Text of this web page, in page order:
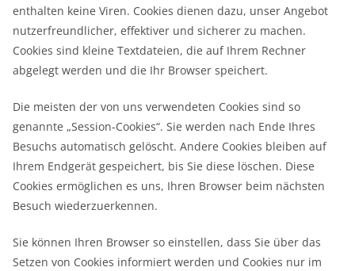
enthalten keine Viren. Cookies dienen dazu, unser Angebot
nutzerfreundlicher, effektiver und sicherer zu machen.
Cookies sind kleine Textdateien, die auf Ihrem Rechner
abgelegt werden und die Ihr Browser speichert.
Die meisten der von uns verwendeten Cookies sind so
genannte „Session-Cookies“. Sie werden nach Ende Ihres
Besuchs automatisch gelöscht. Andere Cookies bleiben auf
Ihrem Endgerät gespeichert, bis Sie diese löschen. Diese
Cookies ermöglichen es uns, Ihren Browser beim nächsten
Besuch wiederzuerkennen.
Sie können Ihren Browser so einstellen, dass Sie über das
Setzen von Cookies informiert werden und Cookies nur im